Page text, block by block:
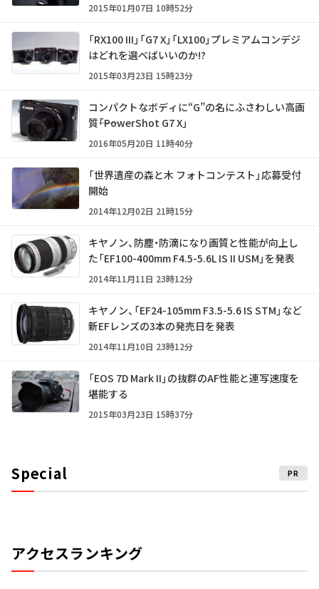
2015年01月07日 10時52分
「RX100 III」「G7 X」「LX100」プレミアムコンデジ
はどれを選べばいいのか!?
2015年03月23日 15時23分
コンパクトなボディに“G”の名にふさわしい高画
質――「PowerShot G7 X」
2016年05月20日 11時40分
「世界遺産の森と木 フォトコンテスト」応募受付
開始
2014年12月02日 21時15分
キヤノン、防塵・防滴になり画質と性能が向上し
た「EF100-400mm F4.5-5.6L IS II USM」を発表
2014年11月11日 23時12分
キヤノン、「EF24-105mm F3.5-5.6 IS STM」など
新EFレンズの3本の発売日を発表
2014年11月10日 23時12分
「EOS 7D Mark II」の抜群のAF性能と連写速度を
堪能する
2015年03月23日 15時37分
Special PR
アクセスランキング